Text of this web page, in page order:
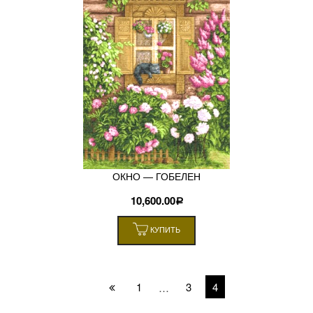
ОКНО — ГОБЕЛЕН
10,600.00Р
КУПИТЬ
1 … 3 4